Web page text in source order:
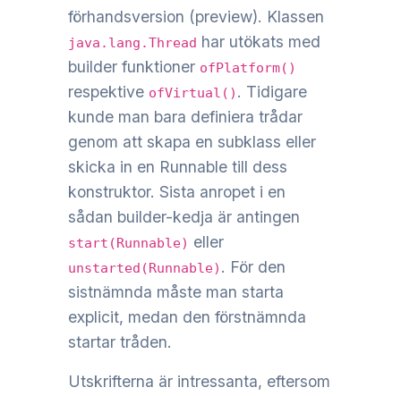
förhandsversion (preview). Klassen
java.lang.Thread har utökats med
builder funktioner ofPlatform()
respektive ofVirtual() . Tidigare
kunde man bara definiera trådar
genom att skapa en subklass eller
skicka in en Runnable till dess
konstruktor. Sista anropet i en
sådan builder-kedja är antingen
start(Runnable) eller
unstarted(Runnable) . För den
sistnämnda måste man starta
explicit, medan den förstnämnda
startar tråden.
Utskrifterna är intressanta, eftersom